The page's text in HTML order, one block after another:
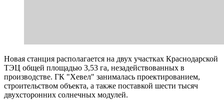
Новая станция располагается на двух участках Краснодарской
ТЭЦ общей площадью 3,53 га, незадействованных в
производстве. ГК "Хевел" занималась проектированием,
строительством объекта, а также поставкой шести тысяч
двухсторонних солнечных модулей.